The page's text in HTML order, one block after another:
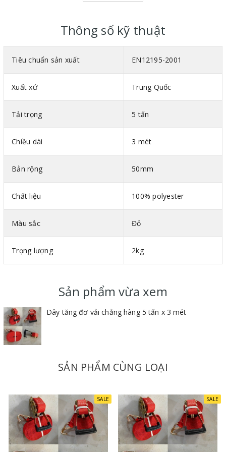
Video hướng dẫn sử dụng tăng đơ vải chằng hàng
3 mét
cao.
dài dây có thể đặt theo yêu cầu.
rất bền chắc trong quá trình sử dụng.
Trọng lượng nhẹ, nhỏ gọn giúp dễ dàng thao tác trong quá trình
sử dụng.
Thông số kỹ thuật
Tiêu chuẩn sản xuất EN12195-2001
Xuất xứ Trung Quốc
Tải trọng 5 tấn
Chiều dài 3 mét
Bản rộng 50mm
Chất liệu 100% polyester
Màu sắc Đỏ
Trọng lượng 2kg
Sản phẩm vừa xem
Dây tăng đơ vải chằng hàng 5 tấn x 3 mét
SẢN PHẨM CÙNG LOẠI
SALE SALE